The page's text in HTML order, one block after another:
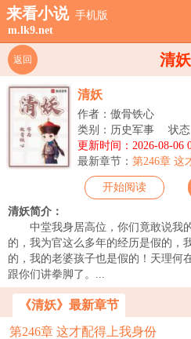
来看小说 手机版
m.lk9.net
清妖
返回
清妖
作者：傲骨铁心
类别：历史军事
状
更新时间：2026-08-06
最新章节： 第246章 这
开始阅读
清妖简介：
中堂我身居高位，你们竟敢说我
的，我为官这么多年的经历是假的，
的，我的老婆孩子也是假的！天理何
跟你们讲拳脚了。...
《清妖》最新章节
第246章 这才配得上我身份